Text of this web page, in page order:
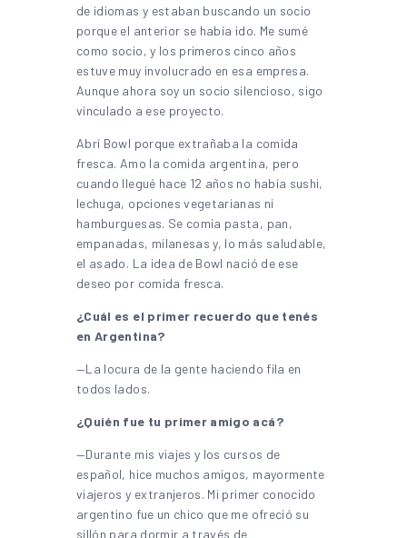
de idiomas y estaban buscando un socio
porque el anterior se había ido. Me sumé
como socio, y los primeros cinco años
estuve muy involucrado en esa empresa.
Aunque ahora soy un socio silencioso, sigo
vinculado a ese proyecto.
Abrí Bowl porque extrañaba la comida
fresca. Amo la comida argentina, pero
cuando llegué hace 12 años no había sushi,
lechuga, opciones vegetarianas ni
hamburguesas. Se comía pasta, pan,
empanadas, milanesas y, lo más saludable,
el asado. La idea de Bowl nació de ese
deseo por comida fresca.
¿Cuál es el primer recuerdo que tenés
en Argentina?
—La locura de la gente haciendo fila en
todos lados.
¿Quién fue tu primer amigo acá?
—Durante mis viajes y los cursos de
español, hice muchos amigos, mayormente
viajeros y extranjeros. Mi primer conocido
argentino fue un chico que me ofreció su
sillón para dormir a través de